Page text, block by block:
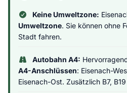
Keine Umweltzone:
Umweltzone. Sie können ohne
Stadt fahren.
Autobahn A4:
A4-Anschlüssen: Eisenach-
Eisenach-Ost. Zusätzlich B7,